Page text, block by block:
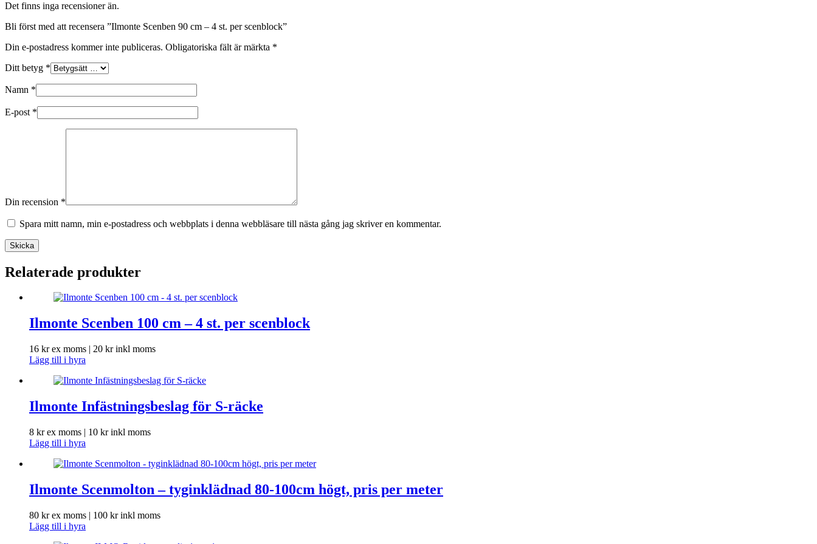
Det finns inga recensioner än.
Bli först med att recensera ”Ilmonte Scenben 90 cm – 4 st. per scenblock”
Din e-postadress kommer inte publiceras. Obligatoriska fält är märkta *
Ditt betyg *
Namn *
E-post *
Din recension *
Spara mitt namn, min e-postadress och webbplats i denna webbläsare till nästa gång jag skriver en kommentar.
Skicka
Relaterade produkter
Ilmonte Scenben 100 cm – 4 st. per scenblock
16 krex moms | 20 krinkl moms
Lägg till i hyra
Ilmonte Infästningsbeslag för S-räcke
8 krex moms | 10 krinkl moms
Lägg till i hyra
Ilmonte Scenmolton – tyginklädnad 80-100cm högt, pris per meter
80 krex moms | 100 krinkl moms
Lägg till i hyra